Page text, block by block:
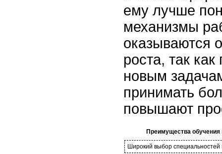
ему лучше
механизмы
оказываются
роста, так
новым
принимать
повышают
Преимущества обучения
Широкий выбор специальностей